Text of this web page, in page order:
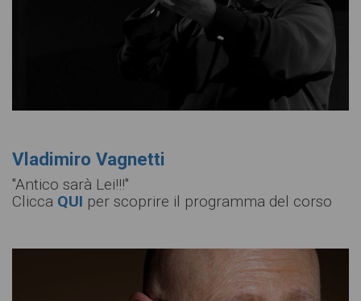
Vladimiro Vagnetti
"Antico sarà Lei!!!"
Clicca QUI per scoprire il programma del corso